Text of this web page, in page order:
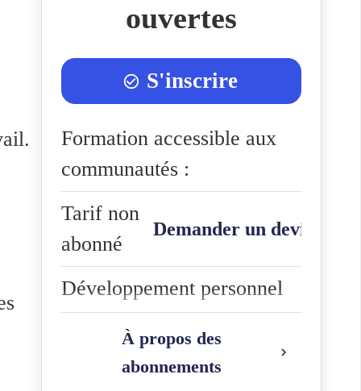
ouvertes
S'inscrire
Formation accessible aux
communautés :
Tarif non
abonné
Demander un devis
Développement personnel
Management
Compétences RH
À propos des
abonnements